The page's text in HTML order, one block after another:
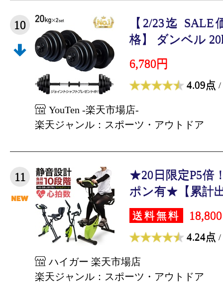
10
【2/23迄
格】 ダンベル
6,780円
4.09点 /
YouTen -楽天市場店-
楽天ジャンル：スポーツ・アウトドア
11
★20日限定P5倍
ポン有★【累計
送料無料
4.24点 /
ハイガー 楽天市場店
楽天ジャンル：スポーツ・アウトドア